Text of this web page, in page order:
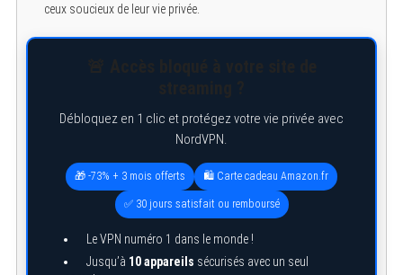
ceux soucieux de leur vie privée.
Débloquez en 1 clic et protégez votre vie privée avec
NordVPN.
🎁 -73% + 3 mois offerts 🛍️ Carte cadeau Amazon.fr
✅ 30 jours satisfait ou remboursé
Le VPN numéro 1 dans le monde !
Jusqu’à 10 appareils sécurisés avec un seul